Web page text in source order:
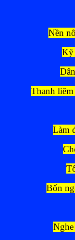
Nền
Kỹ
Thanh
Làm
Bốn